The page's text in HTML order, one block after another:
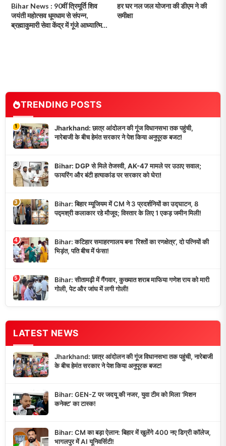
Bihar News : 90वीं त्रिमूर्ति शिव
जयंती महोत्सव धूमधाम से संपन्न,
ब्रह्माकुमारी सेवा केंद्र में गूंजे आध्यात्मिक
हर घर नल जल योजना की डीएम ने की
समीक्षा
TRENDING POSTS
1
Jharkhand: छात्र आंदोलन की गूंज विधानसभा तक पहुंची,
नारेबाजी के बीच हेमंत सरकार ने पेश किया अनुपूरक बजट!
2
Bihar: DGP से मिले तेजस्वी, AK-47 मामले पर उठाए सवाल;
फायरिंग और बंटी हत्याकांड पर सरकार को घेरा!
3
Bihar: बिहार म्यूजियम में CM ने 3 प्रदर्शनियों का उद्घाटन, 8
पद्मश्री कलाकार रहे मौजूद; विस्तार के लिए 1 एकड़ जमीन मिली!
4
Bihar: कटिहार समाहरणालय बना ‘रिश्तों का रणक्षेत्र’, दो पत्नियों की
भिड़ंत, पति बीच में फंसा!
5
Bihar: सीतामढ़ी में गैंगवार, कुख्यात शराब माफिया गणेश राय को मारी
गोली, पेट और जांघ में लगी गोली!
LATEST NEWS
Jharkhand: छात्र आंदोलन की गूंज विधानसभा तक पहुंची, नारेबाजी
के बीच हेमंत सरकार ने पेश किया अनुपूरक बजट!
Bihar: GEN-Z पर जदयू की नजर, युवा टीम को मिला ‘मिशन
कनेक्ट’ का टास्क!
Bihar: CM का बड़ा ऐलान: बिहार में खुलेंगे 400 नए डिग्री कॉलेज,
भागलपुर में AI यूनिवर्सिटी!